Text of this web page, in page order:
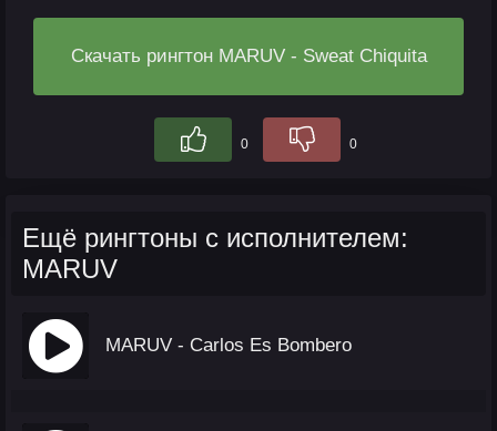
Скачать рингтон MARUV - Sweat Chiquita
0 0
Ещё рингтоны с исполнителем:
MARUV
MARUV - Carlos Es Bombero